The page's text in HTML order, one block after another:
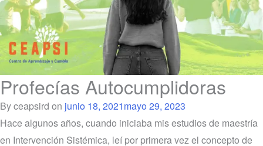
Profecías Autocumplidoras
By ceapsird on junio 18, 2021mayo 29, 2023
Hace algunos años, cuando iniciaba mis estudios de maestría
en Intervención Sistémica, leí por primera vez el concepto de